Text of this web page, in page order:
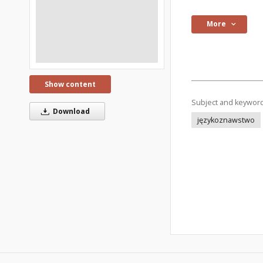
Show content
Download
More
Subject and
językoznawstwo